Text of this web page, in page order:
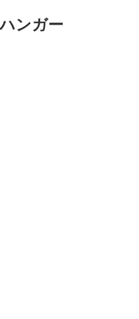
ンガー